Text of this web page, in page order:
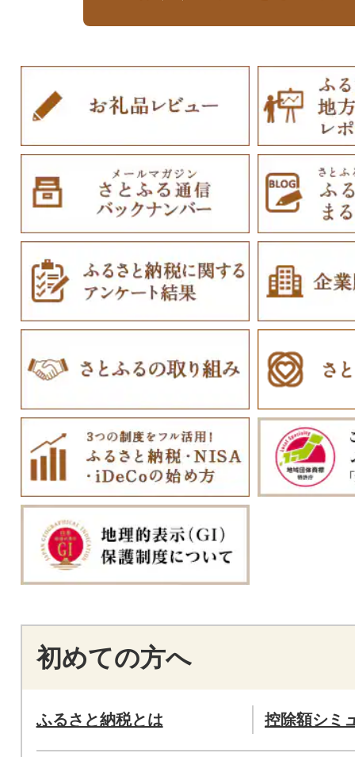
初めての方へ
ふるさと納税とは 控除額シミ